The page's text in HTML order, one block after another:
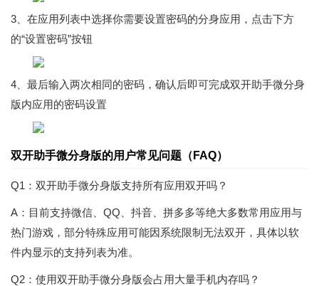
3、在应用列表中选择你需要设置密码的分身应用，点击下方
的“设置密码”按钮
4、最后输入两次相同的密码，确认后即可完成双开助手微分身
版内应用的密码设置
双开助手微分身版的用户常见问题（FAQ）
Q1：双开助手微分身版支持所有应用双开吗？
A：目前支持微信、QQ、抖音、拼多多等绝大多数常用应用与
热门游戏，部分特殊应用可能因系统限制无法双开，具体以软
件内显示的支持列表为准。
Q2：使用双开助手微分身版会占用大量手机内存吗？